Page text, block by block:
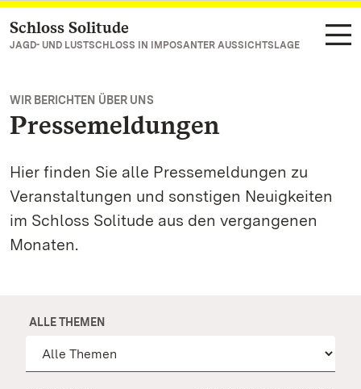
Zum Hauptinhalt springen
Schloss Solitude
JAGD- UND LUSTSCHLOSS IN IMPOSANTER AUSSICHTSLAGE
WIR BERICHTEN ÜBER UNS
Pressemeldungen
Hier finden Sie alle Pressemeldungen zu
Veranstaltungen und sonstigen Neuigkeiten
im Schloss Solitude aus den vergangenen
Monaten.
ALLE THEMEN